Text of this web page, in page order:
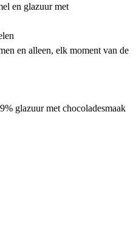
en glazuur met
en alleen, elk moment van de
glazuur met chocoladesmaak